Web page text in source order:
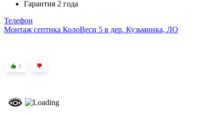
Гарантия 2 года
Телефон
Монтаж септика КолоВеси 5 в дер. Кузьминка, ЛО
2